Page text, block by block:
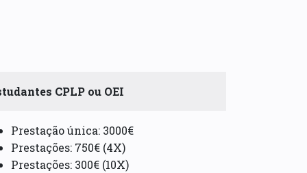
CPLP ou OEI
Prestação única: 3000€
Prestações: 750€ (4X)
Prestações: 300€ (10X)